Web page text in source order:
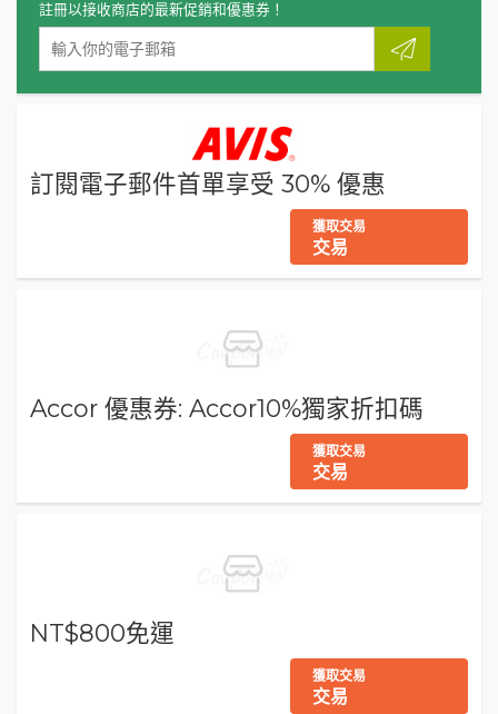
註冊以接收商店的最新促銷和優惠券！
訂閱電子郵件首單享受 30% 優惠
獲取交易
交易
Accor 優惠券: Accor10%獨家折扣碼
獲取交易
交易
NT$800免運
獲取交易
交易